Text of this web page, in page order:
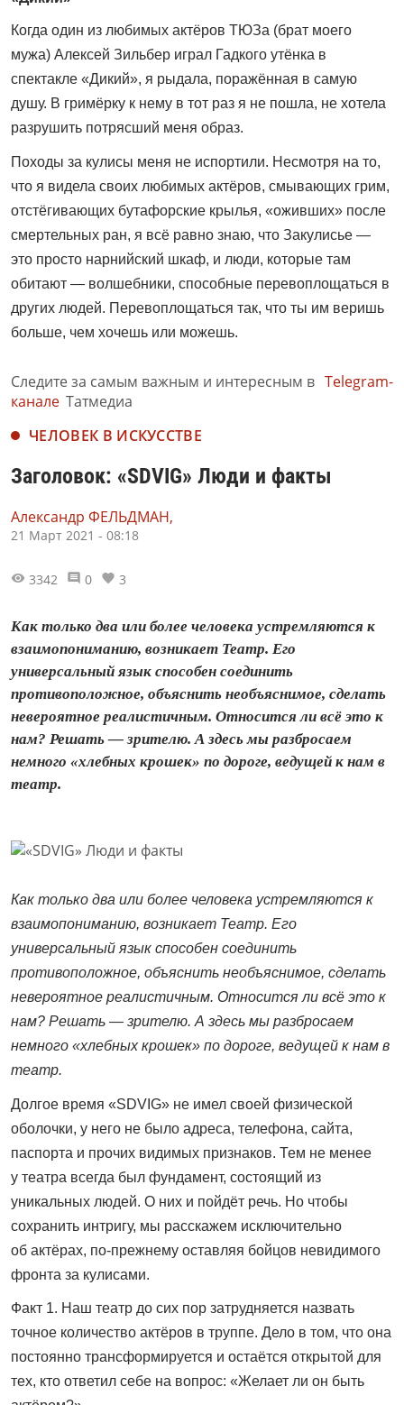
Когда один из любимых актёров ТЮЗа (брат моего
мужа) Алексей Зильбер играл Гадкого утёнка в
спектакле «Дикий», я рыдала, поражённая в самую
душу. В гримёрку к нему в тот раз я не пошла, не хотела
разрушить потрясший меня образ.
Походы за кулисы меня не испортили. Несмотря на то,
что я видела своих любимых актёров, смывающих грим,
отстёгивающих бутафорские крылья, «оживших» после
смертельных ран, я всё равно знаю, что Закулисье —
это просто нарнийский шкаф, и люди, которые там
обитают — волшебники, способные перевоплощаться в
других людей. Перевоплощаться так, что ты им веришь
больше, чем хочешь или можешь.
Следите за самым важным и интересным в Telegram-
канале Татмедиа
ЧЕЛОВЕК В ИСКУССТВЕ
Заголовок: «SDVIG» Люди и факты
Александр ФЕЛЬДМАН,
21 Март 2021 - 08:18
3342 0 3
Как только два или более человека устремляются к
взаимопониманию, возникает Театр. Его
универсальный язык способен соединить
противоположное, объяснить необъяснимое, сделать
невероятное реалистичным. Относится ли всё это к
нам? Решать — зрителю. А здесь мы разбросаем
немного «хлебных крошек» по дороге, ведущей к нам в
театр.
Как только два или более человека устремляются к
взаимопониманию, возникает Театр. Его
универсальный язык способен соединить
противоположное, объяснить необъяснимое, сделать
невероятное реалистичным. Относится ли всё это к
нам? Решать — зрителю. А здесь мы разбросаем
немного «хлебных крошек» по дороге, ведущей к нам в
театр.
Долгое время «SDVIG» не имел своей физической
оболочки, у него не было адреса, телефона, сайта,
паспорта и прочих видимых признаков. Тем не менее
у театра всегда был фундамент, состоящий из
уникальных людей. О них и пойдёт речь. Но чтобы
сохранить интригу, мы расскажем исключительно
об актёрах, по-прежнему оставляя бойцов невидимого
фронта за кулисами.
Факт 1. Наш театр до сих пор затрудняется назвать
точное количество актёров в труппе. Дело в том, что она
постоянно трансформируется и остаётся открытой для
тех, кто ответил себе на вопрос: «Желает ли он быть